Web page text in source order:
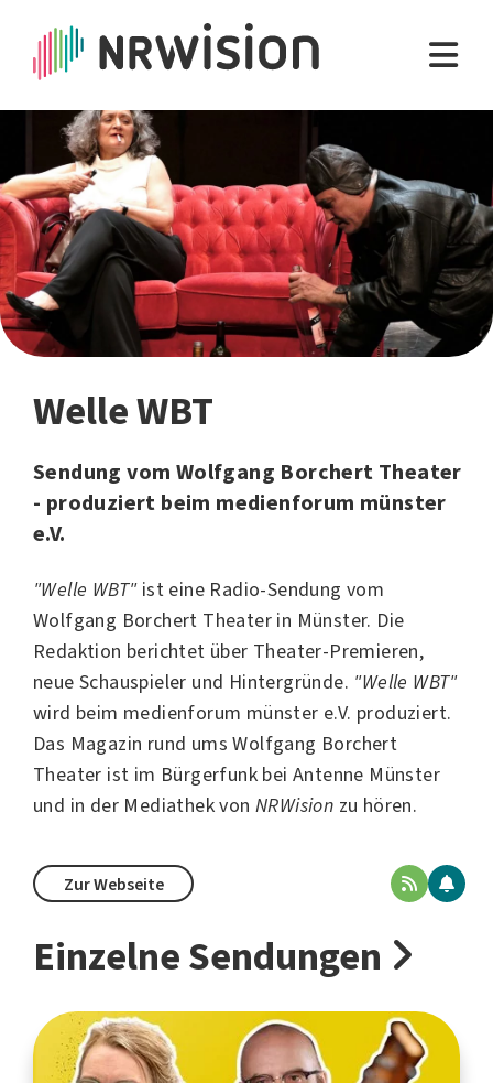
Welle WBT
Sendung vom Wolfgang Borchert Theater
- produziert beim medienforum münster
e.V.
"Welle WBT"ist eine Radio-Sendung vom
Wolfgang Borchert Theater in Münster. Die
Redaktion berichtet über Theater-Premieren,
neue Schauspieler und Hintergründe. "Welle WBT"
wird beim medienforum münster e.V. produziert.
Das Magazin rund ums Wolfgang Borchert
Theater ist im Bürgerfunk bei Antenne Münster
und in der Mediathek von NRWision zu hören.
Zur Webseite
Einzelne Sendungen